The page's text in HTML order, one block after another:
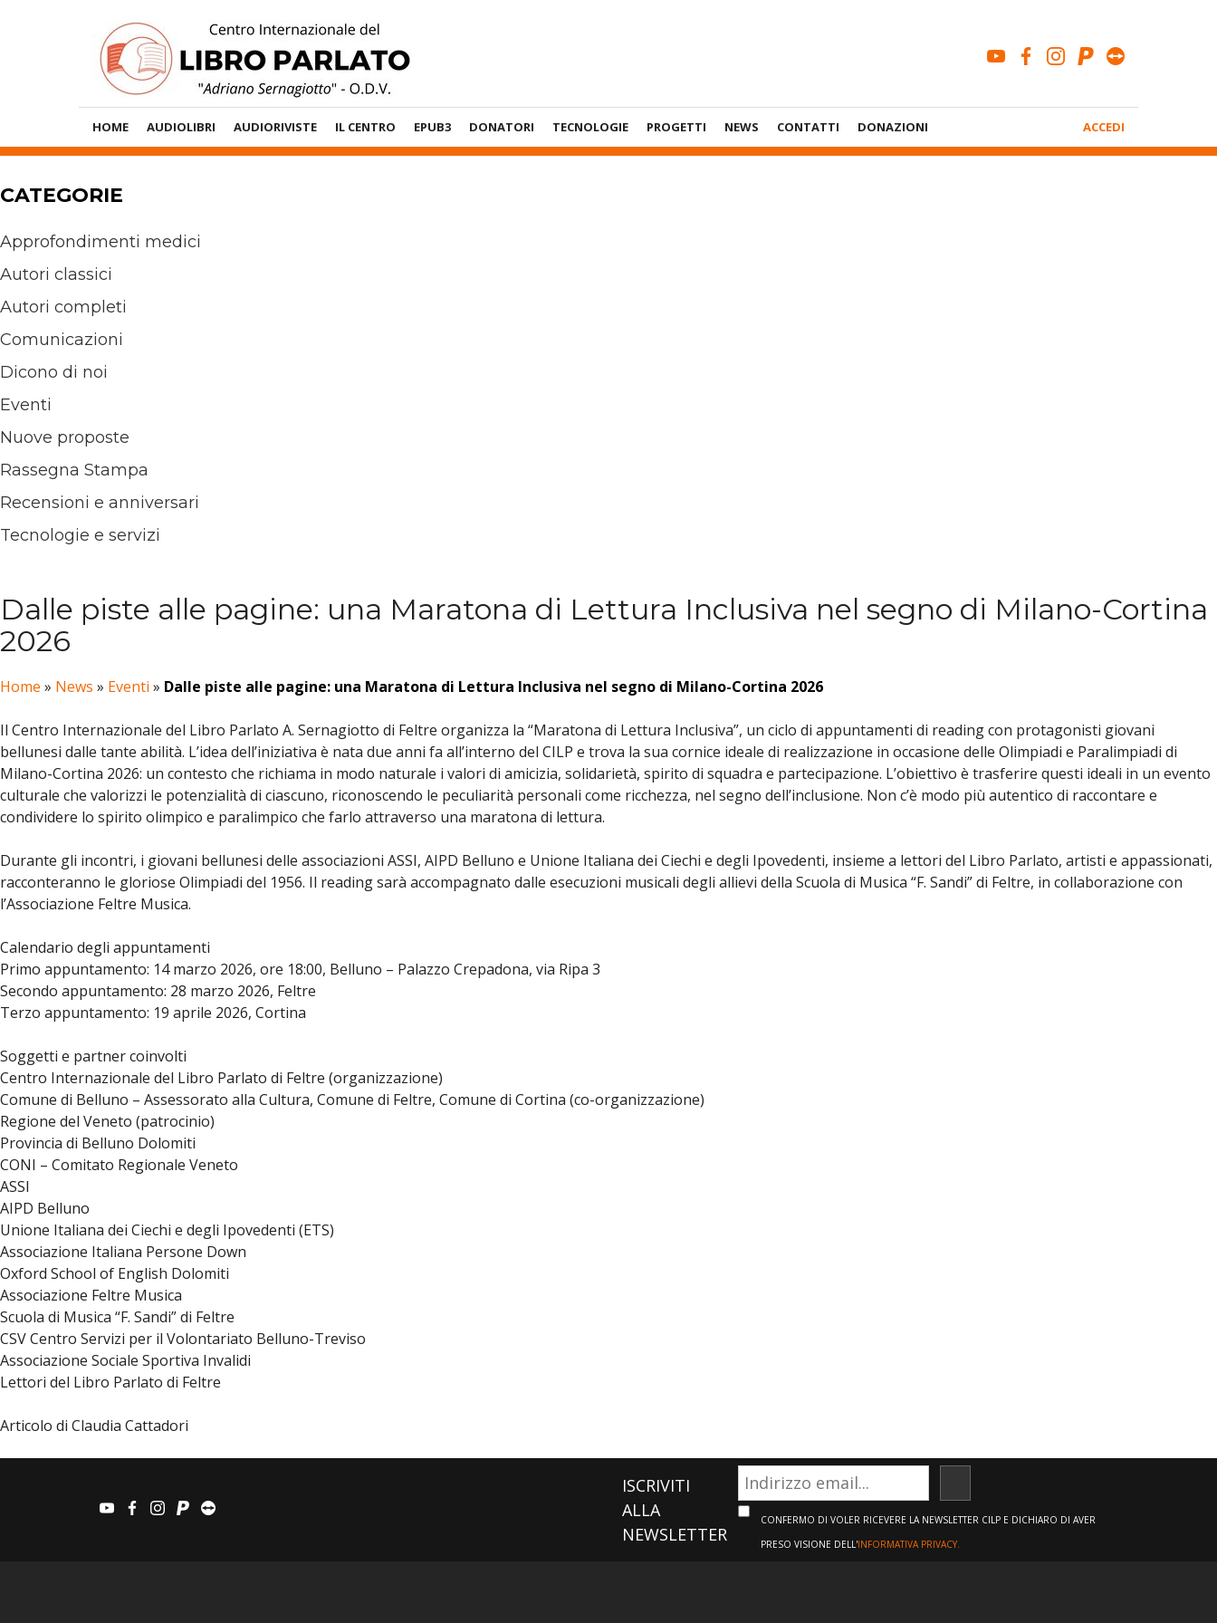
youtubefacebook
instagram
paypal
Menù
Principale
HOME AUDIOLIBRI AUDIORIVISTE IL CENTRO EPUB3 DONATORI TECNOLOGIE PROGETTI NEWS CONTATTI DONAZIONI
Account
ACCEDI
CATEGORIE
Approfondimenti medici
Autori classici
Autori completi
Comunicazioni
Dicono di noi
Eventi
Nuove proposte
Rassegna Stampa
Recensioni e anniversari
Tecnologie e servizi
Dalle piste alle pagine: una Maratona di Lettura Inclusiva nel segno di Milano-Cortina
2026
Home » News » Eventi » Dalle piste alle pagine: una Maratona di Lettura Inclusiva nel segno di Milano-Cortina 2026
Il Centro Internazionale del Libro Parlato A. Sernagiotto di Feltre organizza la “Maratona di Lettura Inclusiva”, un ciclo di appuntamenti di reading con protagonisti giovani
bellunesi dalle tante abilità. L’idea dell’iniziativa è nata due anni fa all’interno del CILP e trova la sua cornice ideale di realizzazione in occasione delle Olimpiadi e Paralimpiadi di
Milano-Cortina 2026: un contesto che richiama in modo naturale i valori di amicizia, solidarietà, spirito di squadra e partecipazione. L’obiettivo è trasferire questi ideali in un evento
culturale che valorizzi le potenzialità di ciascuno, riconoscendo le peculiarità personali come ricchezza, nel segno dell’inclusione. Non c’è modo più autentico di raccontare e
condividere lo spirito olimpico e paralimpico che farlo attraverso una maratona di lettura.
Durante gli incontri, i giovani bellunesi delle associazioni ASSI, AIPD Belluno e Unione Italiana dei Ciechi e degli Ipovedenti, insieme a lettori del Libro Parlato, artisti e appassionati,
racconteranno le gloriose Olimpiadi del 1956. Il reading sarà accompagnato dalle esecuzioni musicali degli allievi della Scuola di Musica “F. Sandi” di Feltre, in collaborazione con
l’Associazione Feltre Musica.
Calendario degli appuntamenti
Primo appuntamento: 14 marzo 2026, ore 18:00, Belluno – Palazzo Crepadona, via Ripa 3
Secondo appuntamento: 28 marzo 2026, Feltre
Terzo appuntamento: 19 aprile 2026, Cortina
Soggetti e partner coinvolti
Centro Internazionale del Libro Parlato di Feltre (organizzazione)
Comune di Belluno – Assessorato alla Cultura, Comune di Feltre, Comune di Cortina (co-organizzazione)
Regione del Veneto (patrocinio)
Provincia di Belluno Dolomiti
CONI – Comitato Regionale Veneto
ASSI
AIPD Belluno
Unione Italiana dei Ciechi e degli Ipovedenti (ETS)
Associazione Italiana Persone Down
Oxford School of English Dolomiti
Associazione Feltre Musica
Scuola di Musica “F. Sandi” di Feltre
CSV Centro Servizi per il Volontariato Belluno-Treviso
Associazione Sociale Sportiva Invalidi
Lettori del Libro Parlato di Feltre
Articolo di Claudia Cattadori
youtubefacebook
instagram
paypalteamviewer
ISCRIVITI
ALLA
NEWSLETTER
CONFERMO DI VOLER RICEVERE LA NEWSLETTER CILP E DICHIARO DI AVER
PRESO VISIONE DELL'INFORMATIVA PRIVACY.